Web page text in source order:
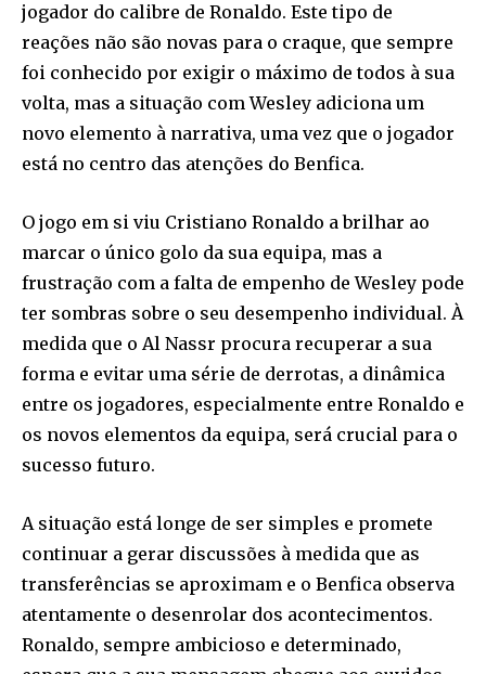
jogador do calibre de Ronaldo. Este tipo de
reações não são novas para o craque, que sempre
foi conhecido por exigir o máximo de todos à sua
volta, mas a situação com Wesley adiciona um
novo elemento à narrativa, uma vez que o jogador
está no centro das atenções do Benfica.
O jogo em si viu Cristiano Ronaldo a brilhar ao
marcar o único golo da sua equipa, mas a
frustração com a falta de empenho de Wesley pode
ter sombras sobre o seu desempenho individual. À
medida que o Al Nassr procura recuperar a sua
forma e evitar uma série de derrotas, a dinâmica
entre os jogadores, especialmente entre Ronaldo e
os novos elementos da equipa, será crucial para o
sucesso futuro.
A situação está longe de ser simples e promete
continuar a gerar discussões à medida que as
transferências se aproximam e o Benfica observa
atentamente o desenrolar dos acontecimentos.
Ronaldo, sempre ambicioso e determinado,